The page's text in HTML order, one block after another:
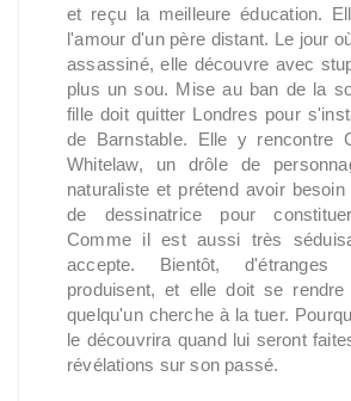
et reçu la meilleure éducation.
l'amour d'un père distant. Le jour
assassiné, elle découvre avec
plus un sou. Mise au ban de la
fille doit quitter Londres pour
de Barnstable. Elle y rencontre
Whitelaw, un drôle de
naturaliste et prétend avoir
de dessinatrice pour
Comme il est aussi très
accepte. Bientôt, d'étranges
produisent, et elle doit se
quelqu'un cherche à la tuer.
le découvrira quand lui seront
révélations sur son passé.